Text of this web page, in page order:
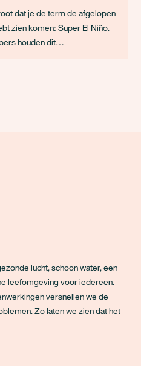
dat je de term de afgelopen
zien komen: Super El Niño.
houden dit
lucht, schoon water, een
leefomgeving voor iedereen.
versnellen we de
Zo laten we zien dat het